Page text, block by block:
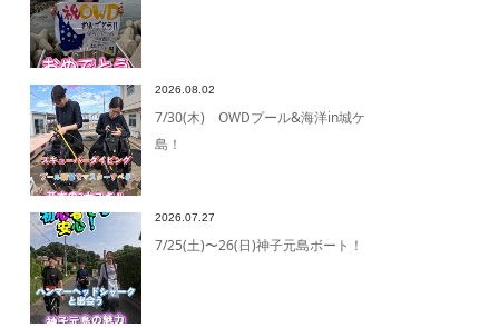
2026.08.02
7/30(木) OWDプール&海洋in城ケ
島！
2026.07.27
7/25(土)〜26(日)神子元島ボート！